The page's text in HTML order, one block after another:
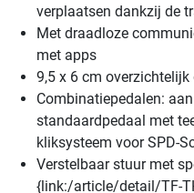
verplaatsen dankzij de
Met draadloze
met apps
9,5 x 6 cm overzichtelijk
Combinatiepedalen:
standaardpedaal met
kliksysteem voor SPD-
Verstelbaar stuur met
{link:/article/detail/TF-